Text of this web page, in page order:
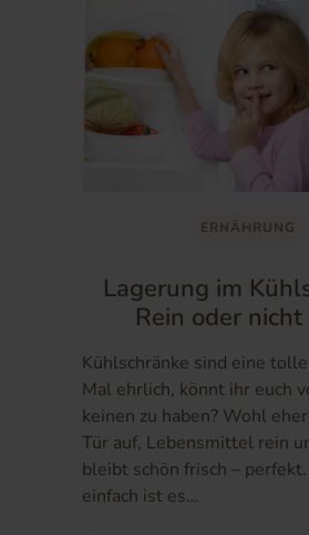
ERNÄHRUNG
Lagerung im
Rein oder nicht
Kühlschränke sind eine
Mal ehrlich, könnt ihr euch
keinen zu haben? Wohl
Tür auf, Lebensmittel rein
bleibt schön frisch – perfekt.
einfach ist es…